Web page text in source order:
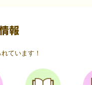
が、モッピーでお得
空いた時間にスマホで買
経由するだけでショップ
報
ています！